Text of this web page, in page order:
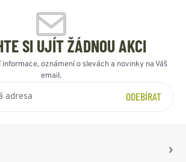
SI UJÍT ŽÁDNOU AKCI
oznámení o slevách a novinky na Váš
email.
ODEBÍRAT